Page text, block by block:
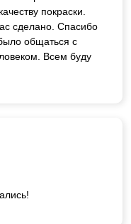
покраски.
сделано. Спасибо
общаться с
Всем буду